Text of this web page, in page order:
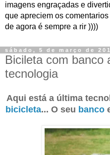
imagens engraçadas e
que apreciem os
de agora é sempre a rir ))))
sábado, 5 de março de
Bicileta com banco
tecnologia
Aqui está a última
bicicleta... O seu banco